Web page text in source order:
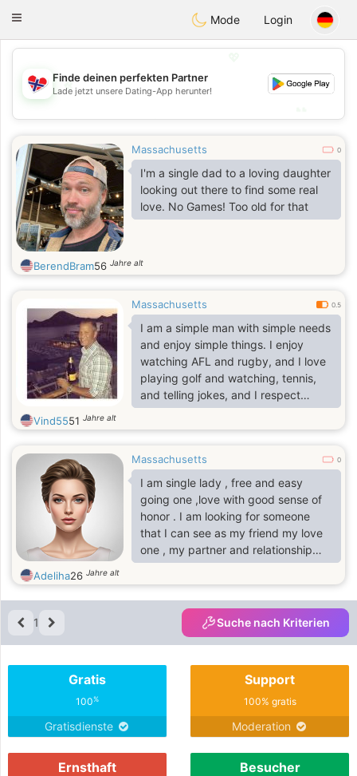
EkteNordmenn
Toggle
Mode Login
💖
💕
Finde deinen perfekten Partner
Lade jetzt unsere Dating-App herunter!
Massachusetts 0
I'm a single dad to a loving daughter
looking out there to find some real
love. No Games! Too old for that
BerendBram56 Jahre alt
Massachusetts 0.5
I am a simple man with simple needs
and enjoy simple things. I enjoy
watching AFL and rugby, and I love
playing golf and watching, tennis,
and telling jokes, and I respect
everyone around me. I am looking
for that special partner that we can
I also believe in communication,
honesty and mutual respect. Life is
too short to waste time, and I think
I'm not getting any younger in life,
and I've been alone for too long.
Vind5551 Jahre alt
Massachusetts 0
I am single lady , free and easy
going one ,love with good sense of
honor . I am looking for someone
that I can see as my friend my love
one , my partner and relationship
that will lead us into marriage. ,
adelihadja / AT / gm // ail // c / o / m/
Adeliha26 Jahre alt
1 Suche nach Kriterien
Gratis
100%
Gratisdienste
Support
100% gratis
Moderation
Ernsthaft Besucher